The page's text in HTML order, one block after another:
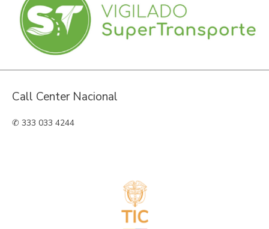
Call Center Nacional
✆ 333 033 4244